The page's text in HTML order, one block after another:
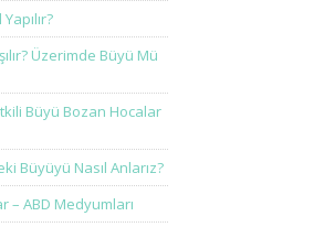
Üzerimde Büyü Mü
Büyü Bozan Hocalar
Büyüyü Nasıl Anlarız?
– ABD Medyumları